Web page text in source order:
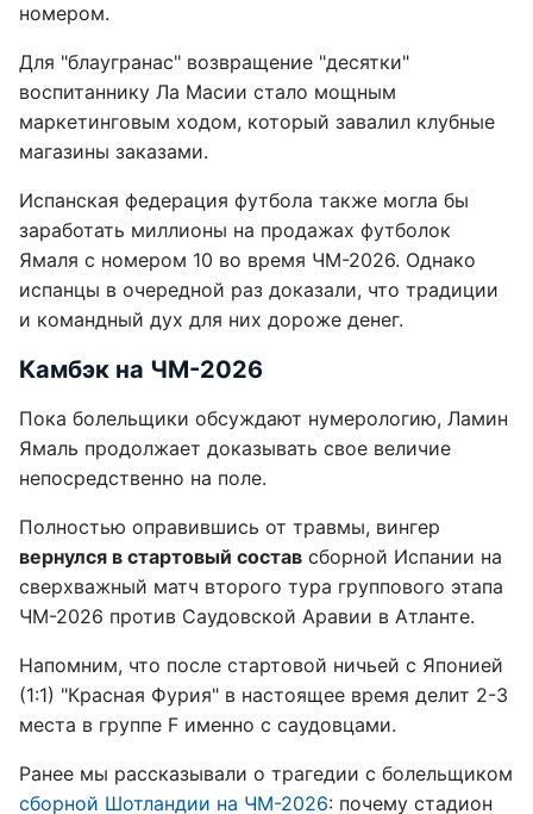
номером.
Для "блаугранас" возвращение "десятки"
воспитаннику Ла Масии стало мощным
маркетинговым ходом, который завалил клубные
магазины заказами.
Испанская федерация футбола также могла бы
заработать миллионы на продажах футболок
Ямаля с номером 10 во время ЧМ-2026. Однако
испанцы в очередной раз доказали, что традиции
и командный дух для них дороже денег.
Камбэк на ЧМ-2026
Пока болельщики обсуждают нумерологию, Ламин
Ямаль продолжает доказывать свое величие
непосредственно на поле.
Полностью оправившись от травмы, вингер
вернулся в стартовый состав сборной Испании на
сверхважный матч второго тура группового этапа
ЧМ-2026 против Саудовской Аравии в Атланте.
Напомним, что после стартовой ничьей с Японией
(1:1) "Красная Фурия" в настоящее время делит 2-3
места в группе F именно с саудовцами.
Ранее мы рассказывали о трагедии с болельщиком
сборной Шотландии на ЧМ-2026: почему стадион